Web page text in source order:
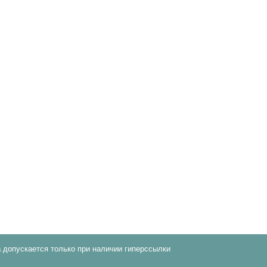
только при наличии гиперссылки